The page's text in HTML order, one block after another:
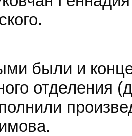
были и
отделения